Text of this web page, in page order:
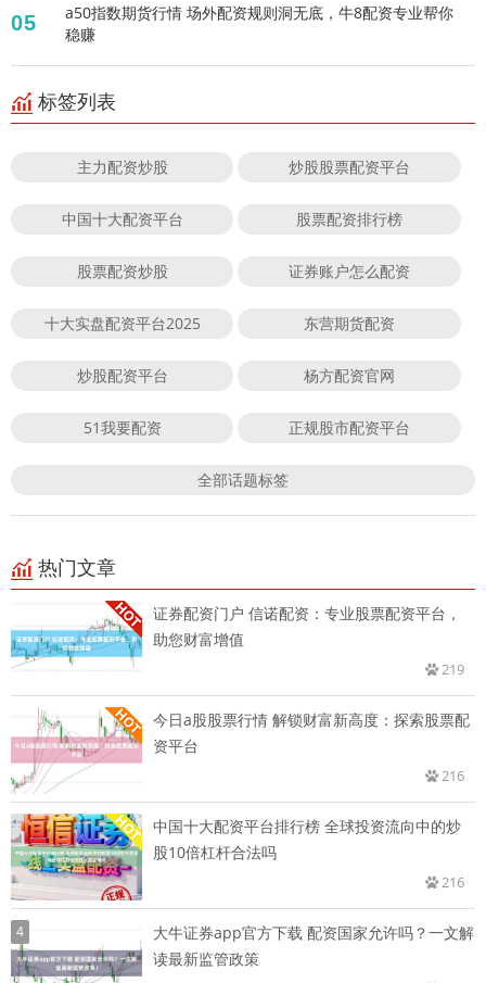
05
a50指数期货行情 场外配资规则洞无底，牛8配资专业帮你
稳赚
标签列表
主力配资炒股 炒股股票配资平台
中国十大配资平台 股票配资排行榜
股票配资炒股 证券账户怎么配资
十大实盘配资平台2025 东营期货配资
炒股配资平台 杨方配资官网
51我要配资 正规股市配资平台
全部话题标签
热门文章
证券配资门户 信诺配资：专业股票配资平台，
助您财富增值
219
今日a股股票行情 解锁财富新高度：探索股票配
资平台
216
中国十大配资平台排行榜 全球投资流向中的炒
股10倍杠杆合法吗
216
4
大牛证券app官方下载 配资国家允许吗？一文解
读最新监管政策